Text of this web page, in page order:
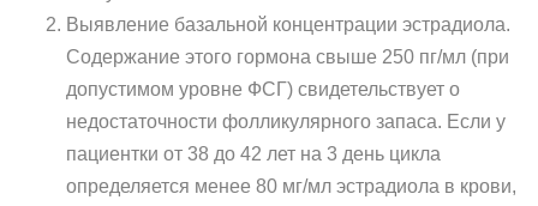
Выявление базальной концентрации эстрадиола.
Содержание этого гормона свыше 250 пг/мл (при
допустимом уровне ФСГ) свидетельствует о
недостаточности фолликулярного запаса. Если у
пациентки от 38 до 42 лет на 3 день цикла
определяется менее 80 мг/мл эстрадиола в крови,